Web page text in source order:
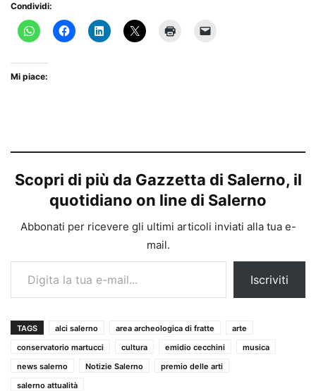
Condividi:
Mi piace:
Scopri di più da Gazzetta di Salerno, il
quotidiano on line di Salerno
Abbonati per ricevere gli ultimi articoli inviati alla tua e-
mail.
Digita la tua e-mail...
Iscriviti
TAGS alci salerno area archeologica di fratte
arte
conservatorio martucci
cultura emidio cecchini
musica
news salerno
Notizie Salerno
premio delle arti
salerno attualità